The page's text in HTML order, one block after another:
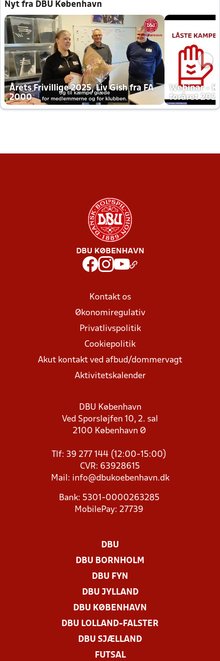
Nyt fra DBU København
Årets Frivillige 2025, Liv Gish fra FA
2000
Webinar -
foråret
DBU KØBENHAVN
Kontakt os
Økonomiregulativ
Privatlivspolitik
Cookiepolitik
Akut kontakt ved afbud/dommervagt
Aktivitetskalender
DBU København
Ved Sporsløjfen 10, 2. sal
2100 København Ø
Tlf: 39 277 144 (12:00-15:00)
CVR: 63928615
Mail: info@dbukoebenhavn.dk
Bank: 5301-0000263285
MobilePay: 27739
DBU
DBU BORNHOLM
DBU FYN
DBU JYLLAND
DBU KØBENHAVN
DBU LOLLAND-FALSTER
DBU SJÆLLAND
FUTSAL